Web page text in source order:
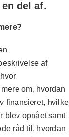
en del af.
af
om, hvordan
finansieret, hvilke
blev opnået samt
råd til, hvordan